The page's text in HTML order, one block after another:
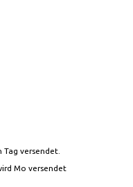
versendet.
Mo versendet